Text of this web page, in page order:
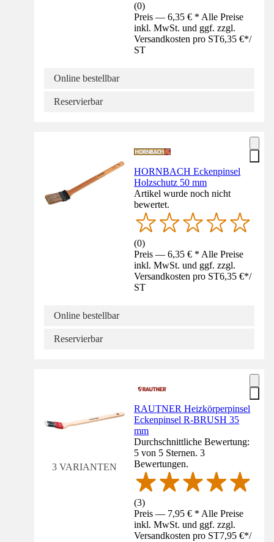
(0)
Preis — 6,35 € * Alle Preise
inkl. MwSt. und ggf. zzgl.
Versandkosten pro ST6,35 €*/
ST
Online bestellbar
Reservierbar
HORNBACH Eckenpinsel
Holzschutz 50 mm
Artikel wurde noch nicht
bewertet.
(0)
Preis — 6,35 € * Alle Preise
inkl. MwSt. und ggf. zzgl.
Versandkosten pro ST6,35 €*/
ST
Online bestellbar
Reservierbar
3 VARIANTEN
RAUTNER Heizkörperpinsel
Eckenpinsel R-BRUSH 35
mm
Durchschnittliche Bewertung:
5 von 5 Sternen. 3
Bewertungen.
(3)
Preis — 7,95 € * Alle Preise
inkl. MwSt. und ggf. zzgl.
Versandkosten pro ST7,95 €*/